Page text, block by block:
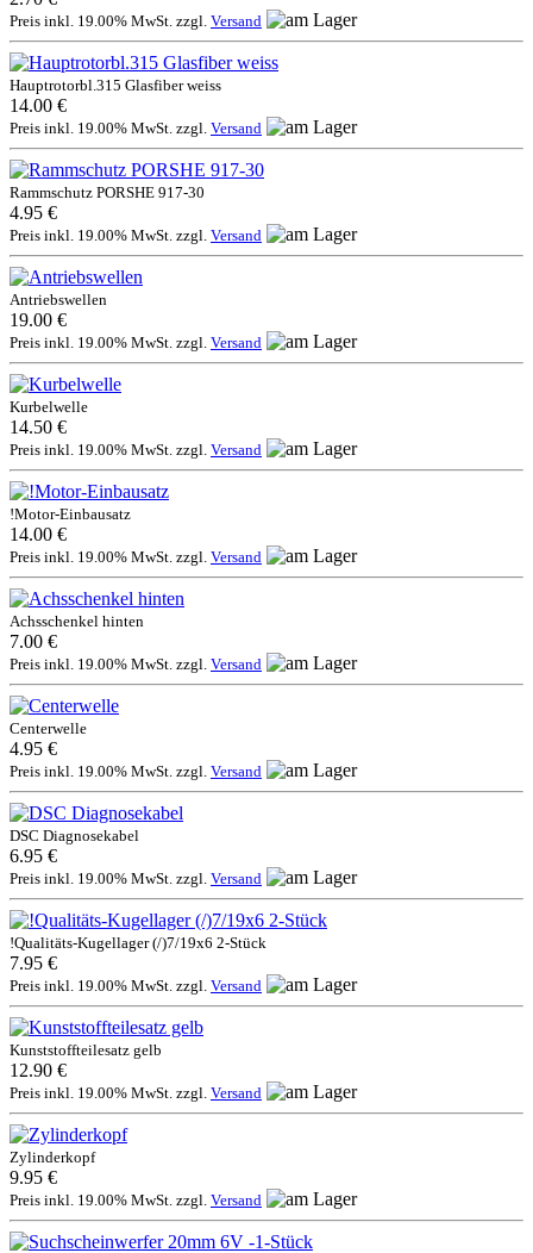
Preis inkl. 19.00% MwSt. zzgl. Versand
Hauptrotorbl.315 Glasfiber weiss
14.00 €
Preis inkl. 19.00% MwSt. zzgl. Versand
Rammschutz PORSHE 917-30
4.95 €
Preis inkl. 19.00% MwSt. zzgl. Versand
Antriebswellen
19.00 €
Preis inkl. 19.00% MwSt. zzgl. Versand
Kurbelwelle
14.50 €
Preis inkl. 19.00% MwSt. zzgl. Versand
!Motor-Einbausatz
14.00 €
Preis inkl. 19.00% MwSt. zzgl. Versand
Achsschenkel hinten
7.00 €
Preis inkl. 19.00% MwSt. zzgl. Versand
Centerwelle
4.95 €
Preis inkl. 19.00% MwSt. zzgl. Versand
DSC Diagnosekabel
6.95 €
Preis inkl. 19.00% MwSt. zzgl. Versand
!Qualitäts-Kugellager (/)7/19x6 2-Stück
7.95 €
Preis inkl. 19.00% MwSt. zzgl. Versand
Kunststoffteilesatz gelb
12.90 €
Preis inkl. 19.00% MwSt. zzgl. Versand
Zylinderkopf
9.95 €
Preis inkl. 19.00% MwSt. zzgl. Versand